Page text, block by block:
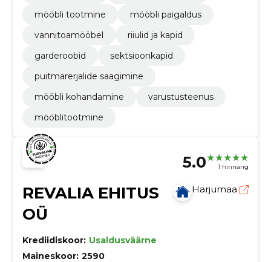
mööbli tootmine
mööbli paigaldus
vannitoamööbel
riiulid ja kapid
garderoobid
sektsioonkapid
puitmarerjalide saagimine
mööbli kohandamine
varustusteenus
mööblitootmine
5.0 1 hinnang
REVALIA EHITUS
OÜ
Harjumaa
Krediidiskoor: Usaldusväärne
Maineskoor: 2590